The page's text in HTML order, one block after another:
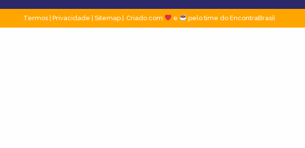
Termos Privacidade Sitemap Criado com e pelo time do EncontraBrasil